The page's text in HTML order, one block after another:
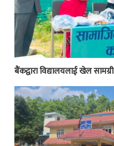
बैंकद्वारा विद्यालयलाई खेल सामग्री